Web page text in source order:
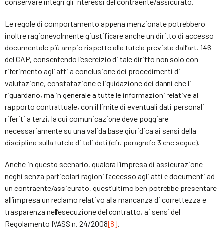
Le regole di comportamento appena menzionate potrebbero
inoltre ragionevolmente giustificare anche un diritto di accesso
documentale più ampio rispetto alla tutela prevista dall’art. 146
del CAP, consentendo l’esercizio di tale diritto non solo con
riferimento agli atti a conclusione dei procedimenti di
valutazione, constatazione e liquidazione dei danni che li
riguardano, ma in generale a tutte le informazioni relative al
rapporto contrattuale, con il limite di eventuali dati personali
riferiti a terzi, la cui comunicazione deve poggiare
necessariamente su una valida base giuridica ai sensi della
disciplina sulla tutela di tali dati (cfr. paragrafo 3 che segue).
Anche in questo scenario, qualora l’impresa di assicurazione
neghi senza particolari ragioni l’accesso agli atti e documenti ad
un contraente/assicurato, quest’ultimo ben potrebbe presentare
all’impresa un reclamo relativo alla mancanza di correttezza e
trasparenza nell’esecuzione del contratto, ai sensi del
Regolamento IVASS n. 24/2008[8]